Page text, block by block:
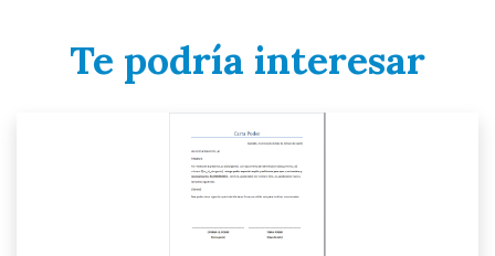
Te podría interesar